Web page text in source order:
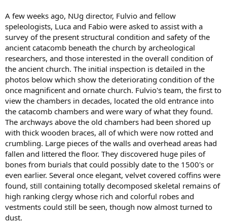
A few weeks ago, NUg director, Fulvio and fellow
speleologists, Luca and Fabio were asked to assist with a
survey of the present structural condition and safety of the
ancient catacomb beneath the church by archeological
researchers, and those interested in the overall condition of
the ancient church. The initial inspection is detailed in the
photos below which show the deteriorating condition of the
once magnificent and ornate church. Fulvio's team, the first to
view the chambers in decades, located the old entrance into
the catacomb chambers and were wary of what they found.
The archways above the old chambers had been shored up
with thick wooden braces, all of which were now rotted and
crumbling. Large pieces of the walls and overhead areas had
fallen and littered the floor. They discovered huge piles of
bones from burials that could possibly date to the 1500's or
even earlier. Several once elegant, velvet covered coffins were
found, still containing totally decomposed skeletal remains of
high ranking clergy whose rich and colorful robes and
vestments could still be seen, though now almost turned to
dust.